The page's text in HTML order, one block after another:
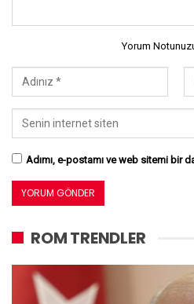
Yorum
Adımı, e-postamı ve web sitemi bir
ROM TRENDLER